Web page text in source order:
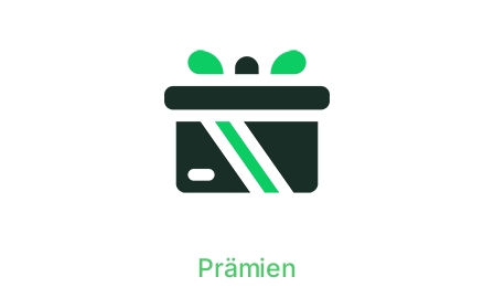
Prämien